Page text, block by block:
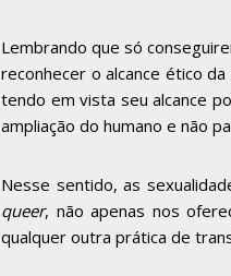
Lembrando que só
reconhecer o alcance ético
tendo em vista seu alcance
ampliação do humano e não
Nesse sentido, as
queer, não apenas nos
qualquer outra prática de